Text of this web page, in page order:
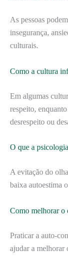
As pessoas
insegurança,
culturais.
Como a cultura
Em algumas
respeito,
desrespeito ou
O que a
A evitação do
baixa autoestima
Como melhorar o
Praticar a auto-
ajudar a melhorar